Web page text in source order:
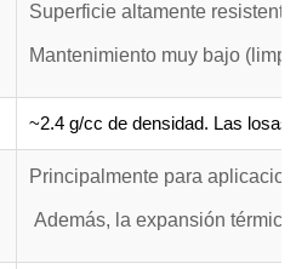
Superficie altamente
Mantenimiento muy bajo
~2.4 g/cc de densidad. Las
Principalmente para
Además, la expansión